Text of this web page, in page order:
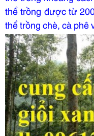
thể trồng được từ
thể trồng chè, cà phê